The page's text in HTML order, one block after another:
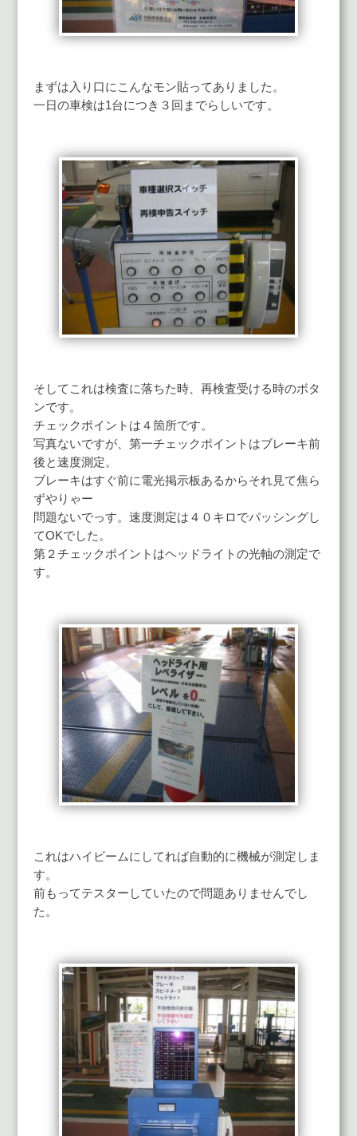
まずは入り口にこんなモン貼ってありました。
一日の車検は1台につき３回までらしいです。
そしてこれは検査に落ちた時、再検査受ける時のボタ
ンです。
チェックポイントは４箇所です。
写真ないですが、第一チェックポイントはブレーキ前
後と速度測定。
ブレーキはすぐ前に電光掲示板あるからそれ見て焦ら
ずやりゃー
問題ないでっす。速度測定は４０キロでパッシングし
てOKでした。
第２チェックポイントはヘッドライトの光軸の測定で
す。
これはハイビームにしてれば自動的に機械が測定しま
す。
前もってテスターしていたので問題ありませんでし
た。